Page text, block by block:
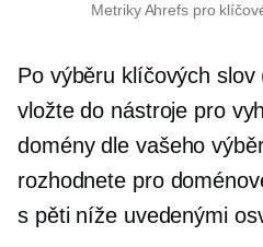
Metriky Ahrefs pro
Po výběru klíčových
vložte do nástroje pro
domény dle vašeho
rozhodnete pro
s pěti níže uvedenými